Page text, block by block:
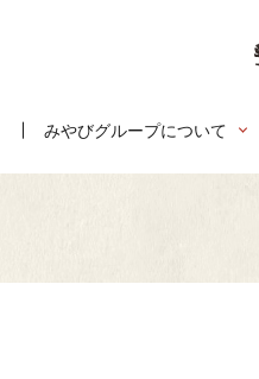
みやびグループについて